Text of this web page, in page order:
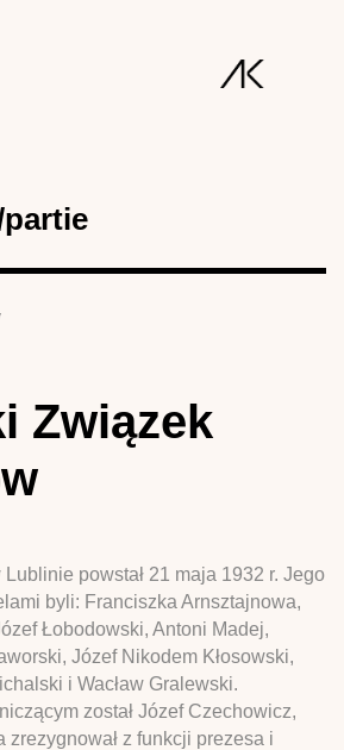
Związek
powstał 21 maja 1932 r. Jego
byli: Franciszka Arnsztajnowa,
Łobodowski, Antoni Madej,
Józef Nikodem Kłosowski,
i Wacław Gralewski.
został Józef Czechowicz,
zrezygnował z funkcji prezesa i